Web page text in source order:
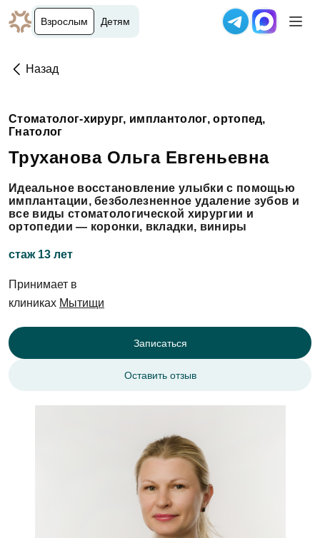
Взрослым Детям
Назад
Труханова Ольга Евгеньевна
Стоматолог-хирург, имплантолог, ортопед,
Гнатолог
Идеальное восстановление улыбки с помощью
имплантации, безболезненное удаление зубов и
все виды стоматологической хирургии и
ортопедии — коронки, вкладки, виниры
стаж 13 лет
Принимает в
клиниках Мытищи
Записаться
Оставить отзыв